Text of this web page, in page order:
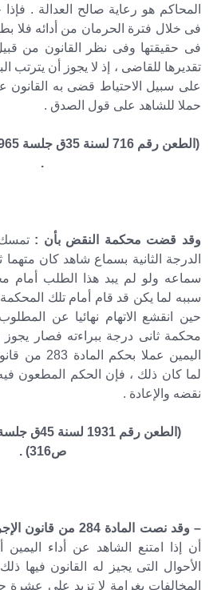
المحاكم هو رعاية صالح العدالة .
فى خلال فترة الحرمان من أدائه فلا
فى حقيقتها وفى نظر القانون من
تقديرها للقاضى ، إذ لا يجوز أن يترتب
على سبيل الاحتياط قضى به القانون
حملا للشاهد على قول الصدق .
.
وقد قضت محكمة النقض بأن :
الدرجة الثانية بسماع شاهد كان
سماعه ولو لم يبد هذا الطلب أمام
سببه لما يكن قد قام أمام تلك
حين انقشع الاتهام نهائيا عن
محكمة ثانى درجة ببراءته فصار يجوز
اليمين عملا
لما كان ذلك ، فإن الحكم المطعون
نقضه والإعادة .
ص316) .
– وقد نصت المادة 284 من قانون الإجراءات الجنائية
أن إذا امتنع الشاهد عن أداء
الأحوال التى يجيز له القانون فيها
المخالفات بغرامة لا تزيد على عشرة